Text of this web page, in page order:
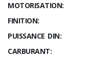
MOTORISATION:
FINITION:
PUISSANCE DIN:
CARBURANT: